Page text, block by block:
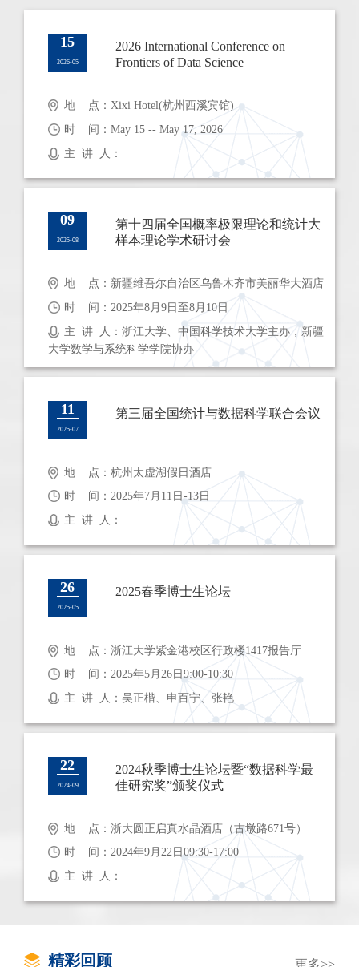
15
2026-05
2026 International Conference on
Frontiers of Data Science
地 点：Xixi Hotel(杭州西溪宾馆)
时 间：May 15 -- May 17, 2026
主 讲 人：
09
2025-08
第十四届全国概率极限理论和统计大
样本理论学术研讨会
地 点：新疆维吾尔自治区乌鲁木齐市美丽华大酒店
时 间：2025年8月9日至8月10日
主 讲 人：浙江大学、中国科学技术大学主办，新疆
大学数学与系统科学学院协办
11
2025-07
第三届全国统计与数据科学联合会议
地 点：杭州太虚湖假日酒店
时 间：2025年7月11日-13日
主 讲 人：
26
2025-05
2025春季博士生论坛
地 点：浙江大学紫金港校区行政楼1417报告厅
时 间：2025年5月26日9:00-10:30
主 讲 人：吴正楷、申百宁、张艳
22
2024-09
2024秋季博士生论坛暨“数据科学最
佳研究奖”颁奖仪式
地 点：浙大圆正启真水晶酒店（古墩路671号）
时 间：2024年9月22日09:30-17:00
主 讲 人：
精彩回顾 更多